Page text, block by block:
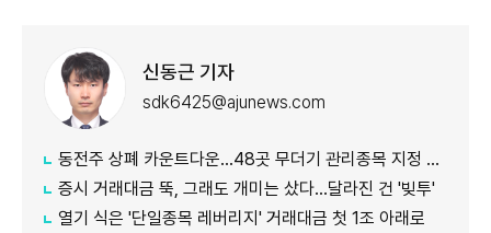
신동근 기자
sdk6425@ajunews.com
동전주 상폐 카운트다운…48곳 무더기 관리종목 지정 임박
증시 거래대금 뚝, 그래도 개미는 샀다…달라진 건 '빚투'
열기 식은 '단일종목 레버리지' 거래대금 첫 1조 아래로